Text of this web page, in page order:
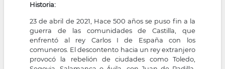
Historia:
23 de abril de 2021, Hace 500 años se puso fin a la
guerra de las comunidades de Castilla, que
enfrentó al rey Carlos I de España con los
comuneros. El descontento hacia un rey extranjero
provocó la rebelión de ciudades como Toledo,